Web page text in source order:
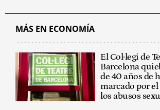
MÁS EN ECONOMÍA
El Col·legi de
Barcelona
de 40 años de
marcado por el
los abusos